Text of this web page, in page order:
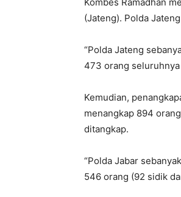
(Jateng). Polda
“Polda Jateng
473 orang seluruhnya
Kemudian,
menangkap 894
ditangkap.
“Polda Jabar
546 orang (92 sidik